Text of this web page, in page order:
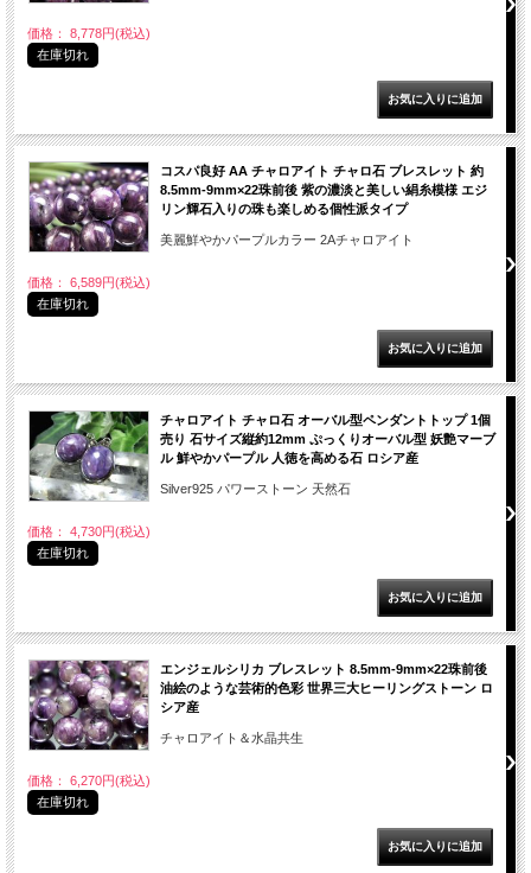
価格： 8,778円(税込)
在庫切れ
コスパ良好 AA チャロアイト チャロ石 ブレスレット 約
8.5mm-9mm×22珠前後 紫の濃淡と美しい絹糸模様 エジ
リン輝石入りの珠も楽しめる個性派タイプ
美麗鮮やかパープルカラー 2Aチャロアイト
価格： 6,589円(税込)
在庫切れ
チャロアイト チャロ石 オーバル型ペンダントトップ 1個
売り 石サイズ縦約12mm ぷっくりオーバル型 妖艶マーブ
ル 鮮やかパープル 人徳を高める石 ロシア産
Silver925 パワーストーン 天然石
価格： 4,730円(税込)
在庫切れ
エンジェルシリカ ブレスレット 8.5mm-9mm×22珠前後
油絵のような芸術的色彩 世界三大ヒーリングストーン ロ
シア産
チャロアイト＆水晶共生
価格： 6,270円(税込)
在庫切れ